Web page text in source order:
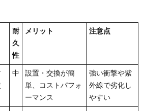
耐
久
性
メリット 注意点
中 設置・交換が簡
単、コストパフォ
ーマンス
強い衝撃や紫
外線で劣化し
やすい